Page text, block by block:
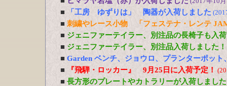
■ 「工房 ゆずりは」 陶器が入荷しました
■ 刺繍やレース小物 「フェステナ・レンテ
■ ジェニファーテイラー、別注品の長椅子も入
■ ジェニファーテイラー、別注品入荷しました！
■ Garden ベンチ、ジョウロ、プランターポット
■
『飛騨・ロッカー』 9月25日に入荷予定！
■ 長方形のプレートやカトラリーが入荷しました